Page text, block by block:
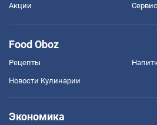
Акции Сервис
Food Oboz
Рецепты
Новости Кулинарии
Экономика